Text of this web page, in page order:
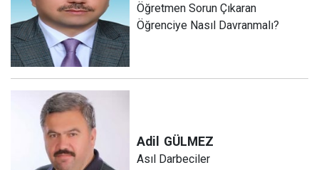
Öğretmen Sorun Çıkaran
Öğrenciye Nasıl Davranmalı?
Adil GÜLMEZ
Asıl Darbeciler